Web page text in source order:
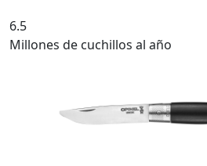
6.5
Millones de cuchillos al año